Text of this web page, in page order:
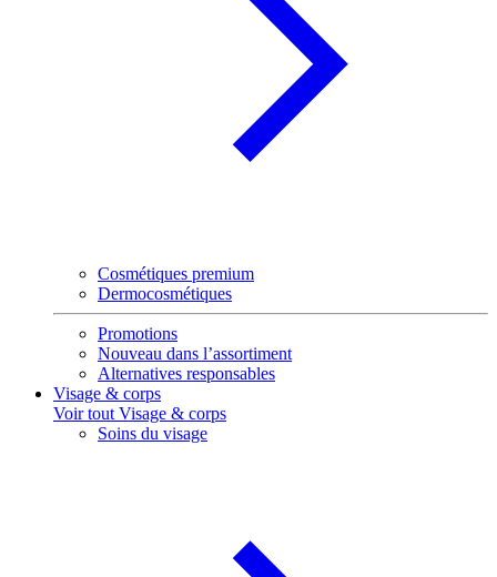
Cosmétiques premium
Dermocosmétiques
Promotions
Nouveau dans l’assortiment
Alternatives responsables
Visage & corps
Voir tout Visage & corps
Soins du visage